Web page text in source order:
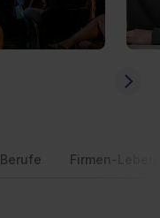
Berufe Firmen-